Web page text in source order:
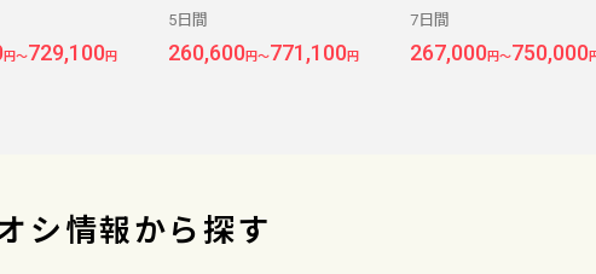
ム シカゴ ダウンタ
定 ＜シカゴ＞ 6日
円～729,100 円
カゴ＞ 5日間
5日間
260,600 円～771,100 円
イ ウィンダム シカゴ ダ
ウン』指定 ＜シカゴ
間
7日間
267,000 円～750,000
シ情報から探す